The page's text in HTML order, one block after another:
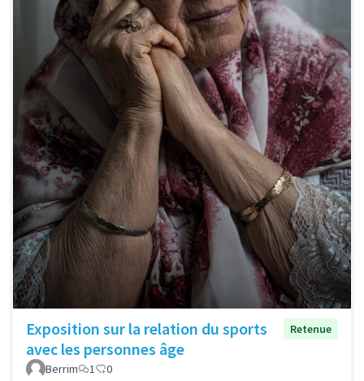
Exposition sur la relation du sports
avec les personnes âge
Retenue
Berrim 1 0